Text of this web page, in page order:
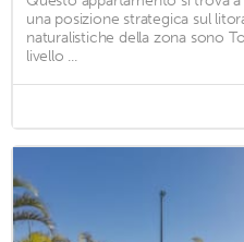
una posizione strategica sul
naturalistiche della zona sono
livello ...